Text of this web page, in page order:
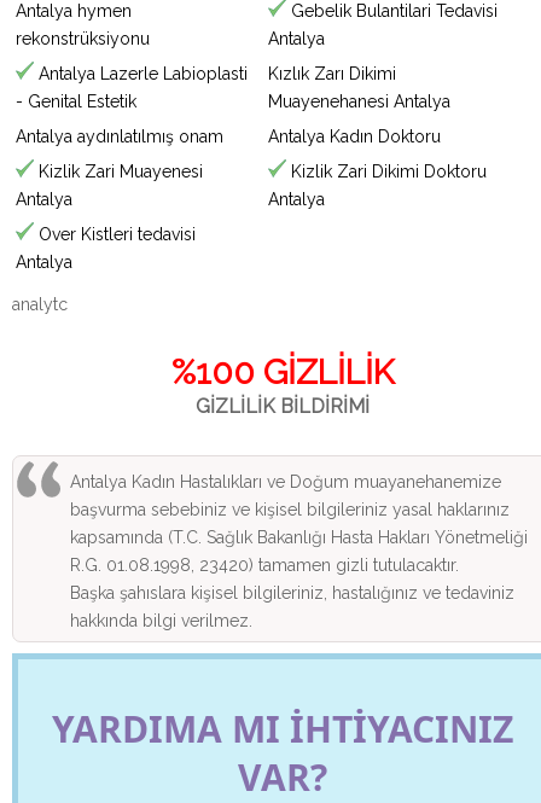
Antalya hymen
rekonstrüksiyonu
Gebelik Bulantilari Tedavisi
Antalya
Antalya Lazerle Labioplasti
- Genital Estetik
Kızlık Zarı Dikimi
Muayenehanesi Antalya
Antalya aydınlatılmış onam
Antalya Kadın Doktoru
Kizlik Zari Muayenesi
Antalya
Kizlik Zari Dikimi Doktoru
Antalya
Over Kistleri tedavisi
Antalya
analytc
%100 GİZLİLİK
GİZLİLİK BİLDİRİMİ
Antalya Kadın Hastalıkları ve Doğum muayanehanemize
başvurma sebebiniz ve kişisel bilgileriniz yasal haklarınız
kapsamında (T.C. Sağlık Bakanlığı Hasta Hakları Yönetmeliği
R.G. 01.08.1998, 23420) tamamen gizli tutulacaktır.
Başka şahıslara kişisel bilgileriniz, hastalığınız ve tedaviniz
hakkında bilgi verilmez.
YARDIMA MI İHTİYACINIZ
VAR?